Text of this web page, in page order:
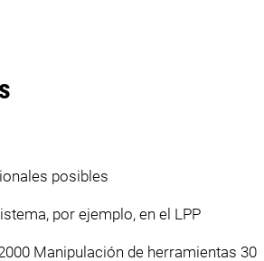
posibles
por ejemplo, en el LPP
Manipulación de herramientas 30